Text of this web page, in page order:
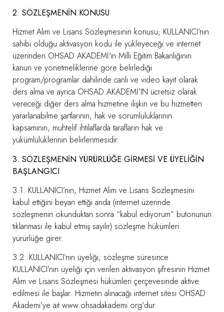
2. SÖZLEŞMENİN KONUSU
Hizmet Alım ve Lisans Sözleşmesinin konusu; KULLANICI’nın
sahibi olduğu aktivasyon kodu ile yükleyeceği ve internet
üzerinden OHSAD AKADEMİ‘ın Milli Eğitim Bakanlığının
kanun ve yönetmeliklerine göre belirlediği
program/programlar dahilinde canlı ve video kayıt olarak
ders alma ve ayrıca OHSAD AKADEMİ’IN ücretsiz olarak
vereceği diğer ders alma hizmetine ilişkin ve bu hizmetten
yararlanabilme şartlarının, hak ve sorumluluklarının
kapsamının, muhtelif ihtilaflarda tarafların hak ve
yükümlülüklerinin belirlenmesidir.
3. SÖZLEŞMENİN YÜRÜRLÜĞE GİRMESİ VE ÜYELİĞİN
BAŞLANGICI
3.1. KULLANICI’nın, Hizmet Alım ve Lisans Sözleşmesini
kabul ettiğini beyan ettiği anda (internet üzerinde
sözleşmenin okunduktan sonra “kabul ediyorum” butonunun
tıklanması ile kabul etmiş sayılır) sözleşme hükümleri
yürürlüğe girer.
3.2. KULLANICI’nın üyeliği; sözleşme süresince
KULLANICI’nın üyeliği için verilen aktivasyon şifresinin Hizmet
Alım ve Lisans Sözleşmesi hükümleri çerçevesinde aktive
edilmesi ile başlar. Hizmetin alınacağı internet sitesi OHSAD
Akademi’ye ait www.ohsadakademi.org’dur.